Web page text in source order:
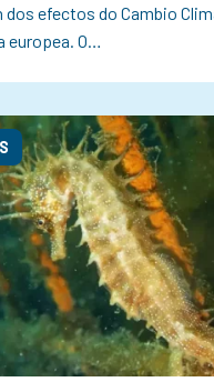
efectos do Cambio
europea. O…